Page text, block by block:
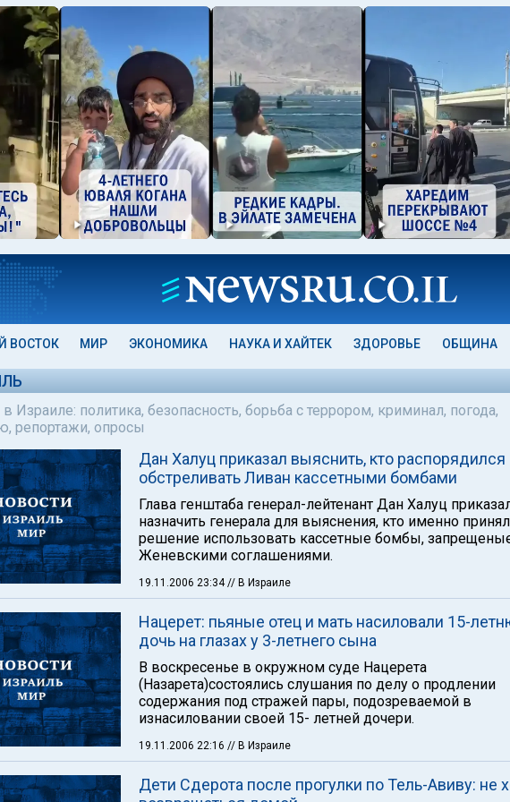
ВОСТОК МИР ЭКОНОМИКА НАУКА И ХАЙТЕК ЗДОРОВЬЕ ОБЩИНА
Израиле: политика, безопасность, борьба с террором, криминал, погода,
репортажи, опросы
Дан Халуц приказал выяснить, кто распорядился
обстреливать Ливан кассетными бомбами
Глава генштаба генерал-лейтенант Дан Халуц
назначить генерала для выяснения, кто именно принял
решение использовать кассетные бомбы,
Женевскими соглашениями.
19.11.2006 23:34// В Израиле
Нацерет: пьяные отец и мать насиловали 15-
дочь на глазах у 3-летнего сына
В воскресенье в окружном суде Нацерета
(Назарета)состоялись слушания по делу о продлении
содержания под стражей пары, подозреваемой в
изнасиловании своей 15- летней дочери.
19.11.2006 22:16 // В Израиле
Дети Сдерота после прогулки по Тель-Авиву: не